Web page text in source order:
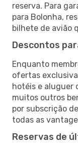
reserva. Para
para Bolonha,
bilhete de avião
Descontos
Enquanto
ofertas
hotéis e aluguer
muitos outros
por subscrição
todas as
Reservas de